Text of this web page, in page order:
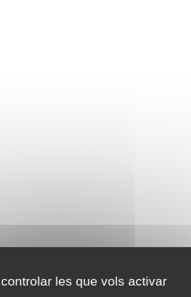
les que vols activar